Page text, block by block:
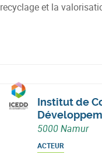
recyclage et la
Institut de
5000 Namur
ACTEUR